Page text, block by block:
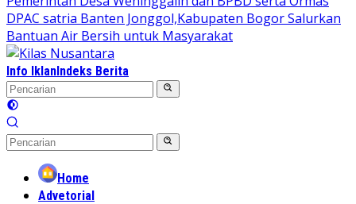
DPAC satria Banten Jonggol,Kabupaten Bogor Salurkan
Bantuan Air Bersih untuk Masyarakat
Info IklanIndeks Berita
Home
Advetorial